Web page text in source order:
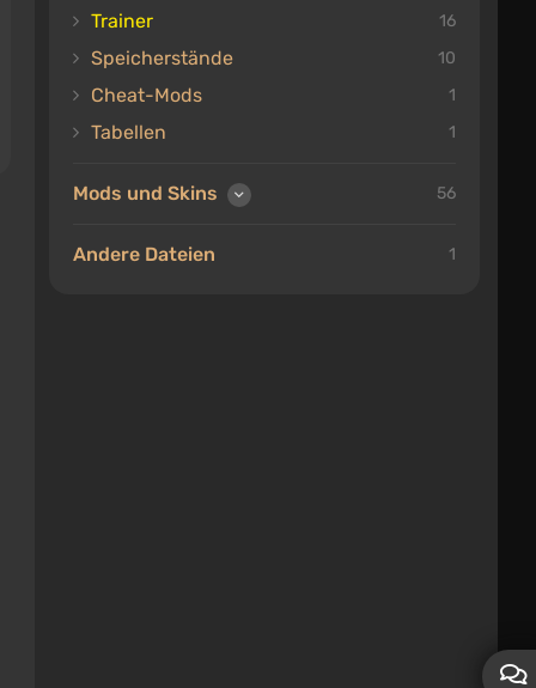
Trainer 16
Speicherstände 10
Cheat-Mods 1
Tabellen 1
Mods und Skins 56
Andere Dateien 1